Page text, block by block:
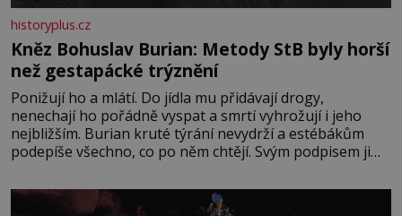
historyplus.cz
Kněz Bohuslav Burian: Metody StB byly horší
než gestapácké trýznění
Ponižují ho a mlátí. Do jídla mu přidávají drogy,
nenechají ho pořádně vyspat a smrtí vyhrožují i jeho
nejbližším. Burian kruté týrání nevydrží a estébákům
podepíše všechno, co po něm chtějí. Svým podpisem jim
fyzický ani psychický nátlak. Syn brněnského řezníka
chce být knězem a